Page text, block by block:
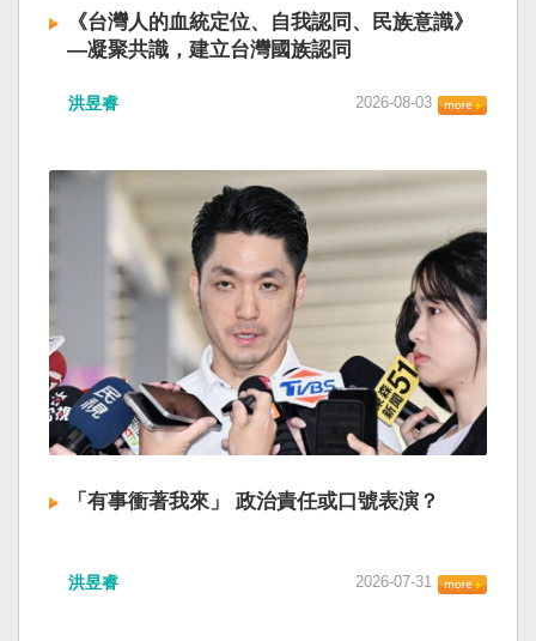
《台灣人的血統定位、自我認同、民族意識》
—凝聚共識，建立台灣國族認同
洪昱睿 2026-08-03
「有事衝著我來」 政治責任或口號表演？
洪昱睿 2026-07-31